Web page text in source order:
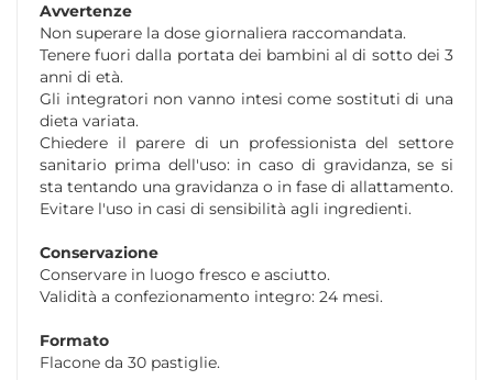
Avvertenze
Non superare la dose giornaliera raccomandata.
Tenere fuori dalla portata dei bambini al di sotto dei 3
anni di età.
Gli integratori non vanno intesi come sostituti di una
dieta variata.
Chiedere il parere di un professionista del settore
sanitario prima dell'uso: in caso di gravidanza, se si
sta tentando una gravidanza o in fase di allattamento.
Evitare l'uso in casi di sensibilità agli ingredienti.
Conservazione
Conservare in luogo fresco e asciutto.
Validità a confezionamento integro: 24 mesi.
Formato
Flacone da 30 pastiglie.